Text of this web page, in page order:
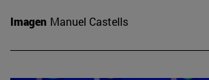
Imagen Manuel Castells